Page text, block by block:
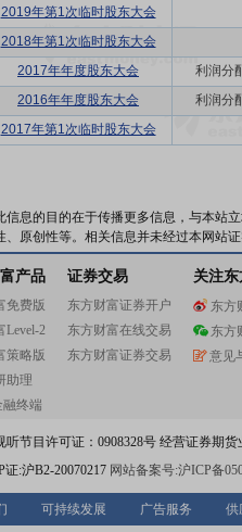
2019年第1次临时股东大会
2018年第1次临时股东大会
2017年年度股东大会
利润分
2016年年度股东大会
利润分
2017年第1次临时股东大会
信息的目的在于传播更多信息，与本站
原创性等。相关信息并未经过本网站
产品
免费版
Level-2
策略版
助理
融终端
证券交易
东方财富证券开户
东方财富在线交易
东方财富证券交易
关注
东方
东方
意见
节目许可证：0908328号 经营证券期货
证:沪B2-20070217 网站备案号:沪ICP备
可持续发展 广告服务 供